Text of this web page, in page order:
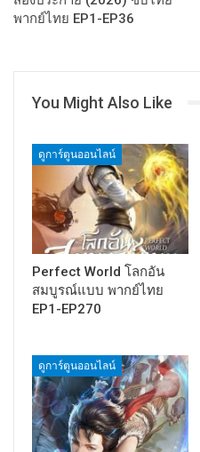
พากย์ไทย EP1-EP36
You Might Also Like
ดูการ์ตูนออนไลน์
Perfect World โลกอัน
สมบูรณ์แบบ พากย์ไทย
EP1-EP270
ดูการ์ตูนออนไลน์